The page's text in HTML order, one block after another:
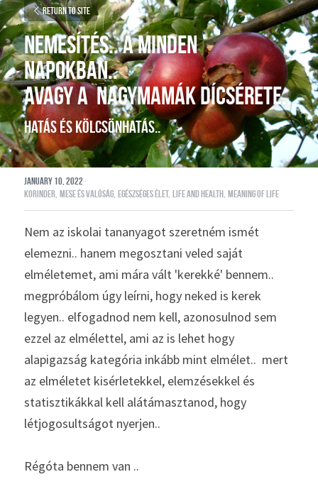
Return to site
NEMESÍTÉS.. A MINDEN
NAPOKBAN..
aVAGY A  nagymamák dícsérete..
hatás és kölcsönhatás..
January 10, 2022·
korinder, mese és valóság, egészséges élet, life and health, meaning of life
Nem az iskolai tananyagot szeretném ismét
elemezni.. hanem megosztani veled saját
elméletemet, ami mára vált 'kerekké' bennem..
megpróbálom úgy leírni, hogy neked is kerek
legyen.. elfogadnod nem kell, azonosulnod sem
ezzel az elmélettel, ami az is lehet hogy
alapigazság kategória inkább mint elmélet..  mert
az elméletet kisérletekkel, elemzésekkel és
statisztikákkal kell alátámasztanod, hogy
létjogosultságot nyerjen..
Régóta bennem van ..